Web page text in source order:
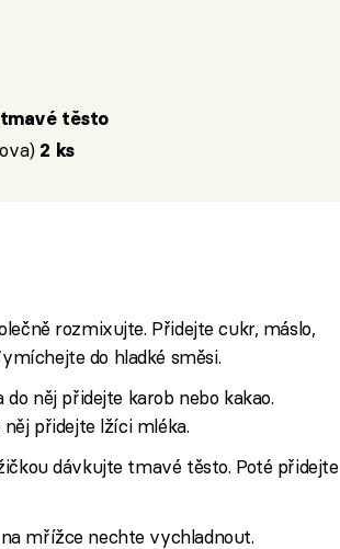
tmavé těsto
2 ks
rozmixujte. Přidejte cukr, máslo,
do hladké směsi.
něj přidejte karob nebo kakao.
přidejte lžíci mléka.
dávkujte tmavé těsto. Poté přidejte
mřížce nechte vychladnout.